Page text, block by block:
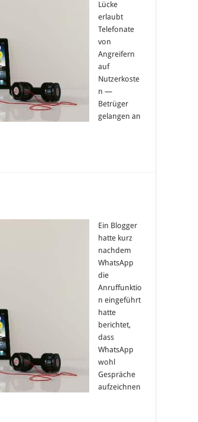
Lücke
erlaubt
Telefonate
von
Angreifern
auf
Nutzerkoste
n —
Betrüger
gelangen an
Ein Blogger
hatte kurz
nachdem
WhatsApp
die
Anruffunktio
n eingeführt
hatte
berichtet,
dass
WhatsApp
wohl
Gespräche
aufzeichnen